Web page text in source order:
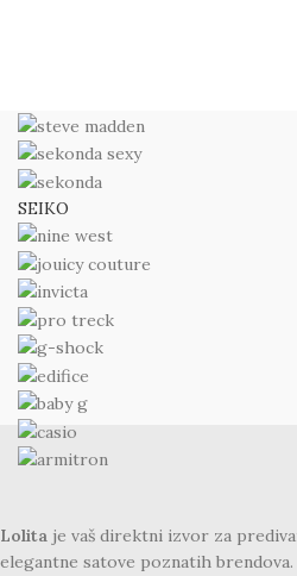
SEIKO
Lolita je vaš direktni izvor za
elegantne satove poznatih